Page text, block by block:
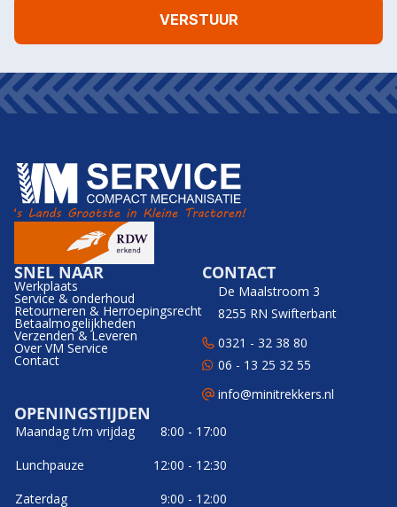
SNEL NAAR
Werkplaats
Service & onderhoud
Retourneren & Herroepingsrecht
Betaalmogelijkheden
Verzenden & Leveren
Over VM Service
Contact
CONTACT
De Maalstroom 3
8255 RN Swifterbant
0321 - 32 38 80
06 - 13 25 32 55
info@minitrekkers.nl
OPENINGSTIJDEN
Maandag t/m vrijdag
8:00 - 17:00
Lunchpauze
12:00 - 12:30
Zaterdag
9:00 - 12:00